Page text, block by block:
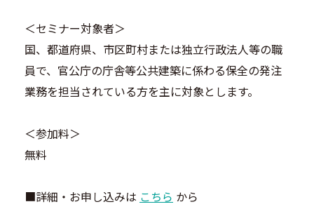
＜セミナー対象者＞
国、都道府県、市区町村または独立行政法人等の職
員で、官公庁の庁舎等公共建築に係わる保全の発注
業務を担当されている方を主に対象とします。
＜参加料＞
無料
■詳細・お申し込みは こちら から